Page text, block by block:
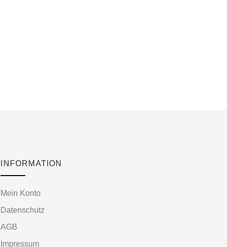
INFORMATION
Mein Konto
Datenschutz
AGB
Impressum